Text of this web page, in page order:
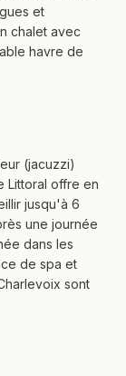
et
chalet avec
havre de
(jacuzzi)
Littoral offre en
jusqu'à 6
une journée
dans les
de spa et
sont